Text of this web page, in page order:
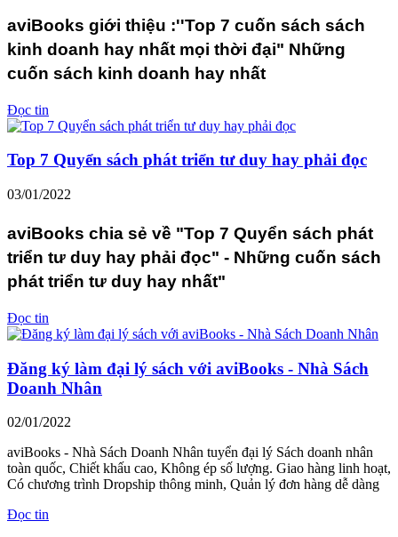
aviBooks giới thiệu :''Top 7 cuốn sách sách
kinh doanh hay nhất mọi thời đại" Những
cuốn sách kinh doanh hay nhất
Đọc tin
Top 7 Quyển sách phát triển tư duy hay phải đọc
03/01/2022
aviBooks chia sẻ về "Top 7 Quyển sách phát
triển tư duy hay phải đọc" - Những cuốn sách
phát triển tư duy hay nhất"
Đọc tin
Đăng ký làm đại lý sách với aviBooks - Nhà Sách
Doanh Nhân
02/01/2022
aviBooks - Nhà Sách Doanh Nhân tuyển đại lý Sách doanh nhân
toàn quốc, Chiết khấu cao, Không ép số lượng. Giao hàng linh hoạt,
Có chương trình Dropship thông minh, Quản lý đơn hàng dễ dàng
Đọc tin